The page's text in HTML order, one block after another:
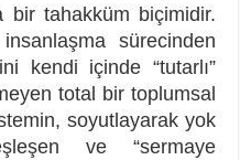
bir tahakküm biçimidir.
sürecinden
kendi içinde “tutarlı”
total bir toplumsal
soyutlayarak yok
ve “sermaye